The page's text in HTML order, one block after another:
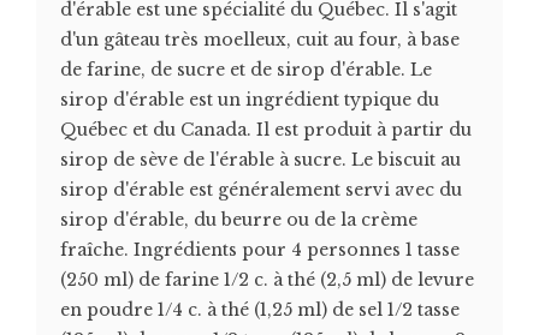
d'érable est une spécialité du Québec. Il s'agit
d'un gâteau très moelleux, cuit au four, à base
de farine, de sucre et de sirop d'érable. Le
sirop d'érable est un ingrédient typique du
Québec et du Canada. Il est produit à partir du
sirop de sève de l'érable à sucre. Le biscuit au
sirop d'érable est généralement servi avec du
sirop d'érable, du beurre ou de la crème
fraîche. Ingrédients pour 4 personnes 1 tasse
(250 ml) de farine 1/2 c. à thé (2,5 ml) de levure
en poudre 1/4 c. à thé (1,25 ml) de sel 1/2 tasse